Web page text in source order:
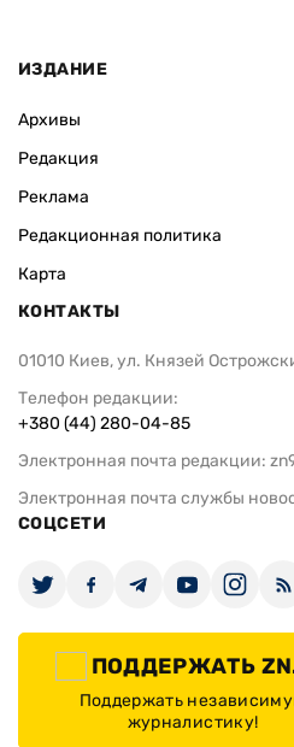
ИЗДАНИЕ
Архивы
Редакция
Реклама
Редакционная политика
Карта
КОНТАКТЫ
01010 Киев, ул. Князей
Телефон редакции:
+380 (44) 280-04-85
Электронная почта редакции:
Электронная почта службы
СОЦСЕТИ
ПОДДЕРЖАТЬ
Поддержать
журналистику!